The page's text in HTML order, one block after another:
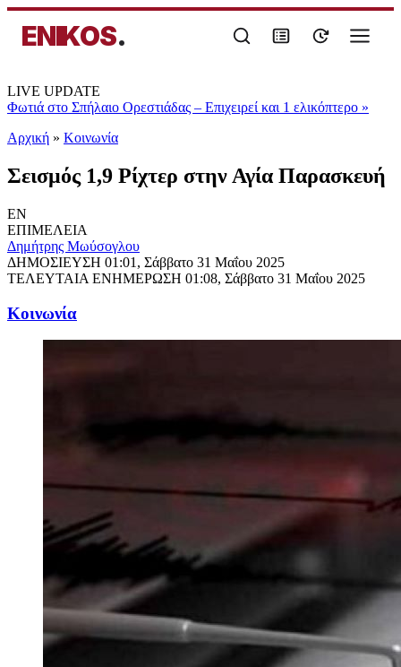
ENIKOS.
LIVE UPDATE
Φωτιά στο Σπήλαιο Ορεστιάδας – Επιχειρεί και 1 ελικόπτερο »
Αρχική » Κοινωνία
Σεισμός 1,9 Ρίχτερ στην Αγία Παρασκευή
EN
ΕΠΙΜΕΛΕΙΑ
Δημήτρης Μωύσογλου
ΔΗΜΟΣΙΕΥΣΗ 01:01, Σάββατο 31 Μαΐου 2025
ΤΕΛΕΥΤΑΙΑ ΕΝΗΜΕΡΩΣΗ 01:08, Σάββατο 31 Μαΐου 2025
Κοινωνία